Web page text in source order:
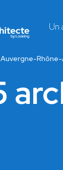
Un
Auvergne-